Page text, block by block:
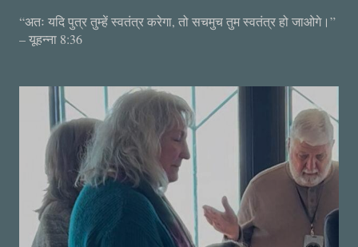
“अतः यदि पुत्र तुम्हें स्वतंत्र करेगा, तो सचमुच तुम स्वतंत्र हो जाओगे।”
– यूहन्ना 8:36